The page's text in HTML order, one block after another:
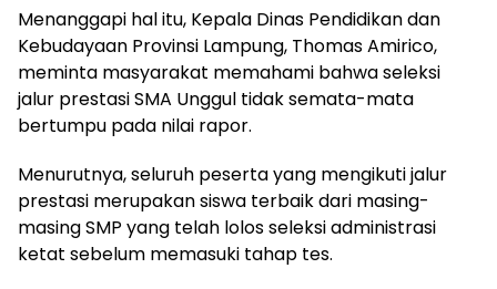
Menanggapi hal itu, Kepala Dinas Pendidikan dan
Kebudayaan Provinsi Lampung, Thomas Amirico,
meminta masyarakat memahami bahwa seleksi
jalur prestasi SMA Unggul tidak semata-mata
bertumpu pada nilai rapor.
Menurutnya, seluruh peserta yang mengikuti jalur
prestasi merupakan siswa terbaik dari masing-
masing SMP yang telah lolos seleksi administrasi
ketat sebelum memasuki tahap tes.